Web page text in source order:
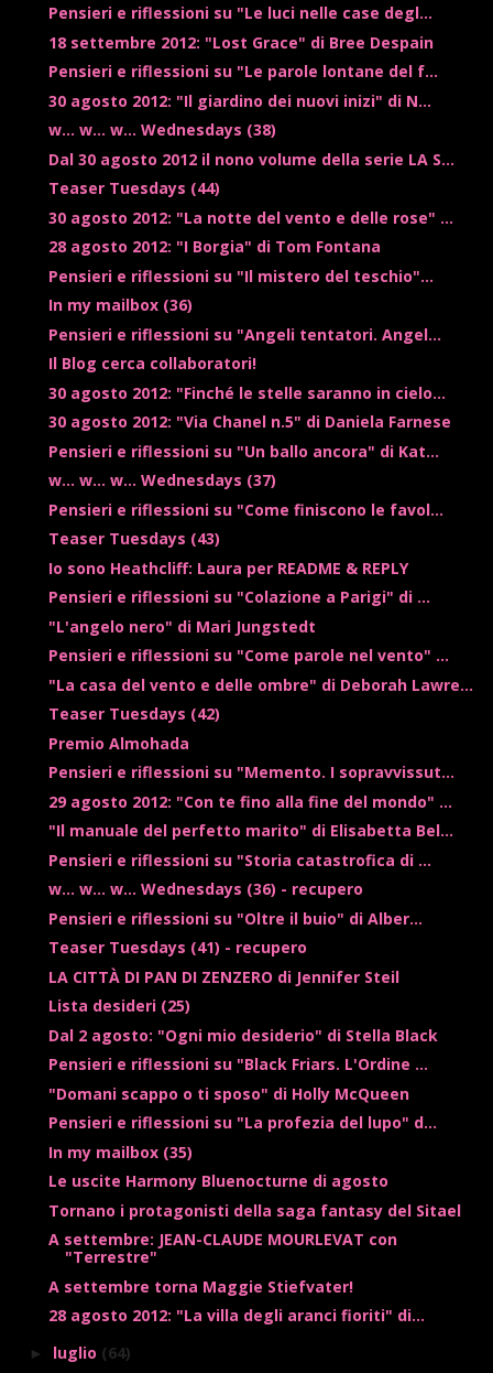
Pensieri e riflessioni su "Le luci nelle case degl...
18 settembre 2012: "Lost Grace" di Bree Despain
Pensieri e riflessioni su "Le parole lontane del f...
30 agosto 2012: "Il giardino dei nuovi inizi" di N...
w... w... w... Wednesdays (38)
Dal 30 agosto 2012 il nono volume della serie LA S...
Teaser Tuesdays (44)
30 agosto 2012: "La notte del vento e delle rose" ...
28 agosto 2012: "I Borgia" di Tom Fontana
Pensieri e riflessioni su "Il mistero del teschio"...
In my mailbox (36)
Pensieri e riflessioni su "Angeli tentatori. Angel...
Il Blog cerca collaboratori!
30 agosto 2012: "Finché le stelle saranno in cielo...
30 agosto 2012: "Via Chanel n.5" di Daniela Farnese
Pensieri e riflessioni su "Un ballo ancora" di Kat...
w... w... w... Wednesdays (37)
Pensieri e riflessioni su "Come finiscono le favol...
Teaser Tuesdays (43)
Io sono Heathcliff: Laura per README & REPLY
Pensieri e riflessioni su "Colazione a Parigi" di ...
"L'angelo nero" di Mari Jungstedt
Pensieri e riflessioni su "Come parole nel vento" ...
"La casa del vento e delle ombre" di Deborah Lawre...
Teaser Tuesdays (42)
Premio Almohada
Pensieri e riflessioni su "Memento. I sopravvissut...
29 agosto 2012: "Con te fino alla fine del mondo" ...
"Il manuale del perfetto marito" di Elisabetta Bel...
Pensieri e riflessioni su "Storia catastrofica di ...
w... w... w... Wednesdays (36) - recupero
Pensieri e riflessioni su "Oltre il buio" di Alber...
Teaser Tuesdays (41) - recupero
LA CITTÀ DI PAN DI ZENZERO di Jennifer Steil
Lista desideri (25)
Dal 2 agosto: "Ogni mio desiderio" di Stella Black
Pensieri e riflessioni su "Black Friars. L'Ordine ...
"Domani scappo o ti sposo" di Holly McQueen
Pensieri e riflessioni su "La profezia del lupo" d...
In my mailbox (35)
Le uscite Harmony Bluenocturne di agosto
Tornano i protagonisti della saga fantasy del Sitael
A settembre: JEAN-CLAUDE MOURLEVAT con
"Terrestre"
A settembre torna Maggie Stiefvater!
28 agosto 2012: "La villa degli aranci fioriti" di...
► luglio (64)